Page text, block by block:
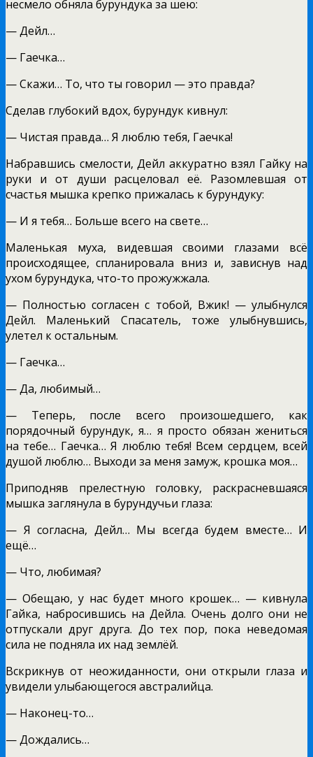
несмело обняла бурундука за шею:
— Дейл…
— Гаечка…
— Скажи… То, что ты говорил — это правда?
Сделав глубокий вдох, бурундук кивнул:
— Чистая правда… Я люблю тебя, Гаечка!
Набравшись смелости, Дейл аккуратно взял Гайку на
руки и от души расцеловал её. Разомлевшая от
счастья мышка крепко прижалась к бурундуку:
— И я тебя… Больше всего на свете…
Маленькая муха, видевшая своими глазами всё
происходящее, спланировала вниз и, зависнув над
ухом бурундука, что-то прожужжала.
— Полностью согласен с тобой, Вжик! — улыбнулся
Дейл. Маленький Спасатель, тоже улыбнувшись,
улетел к остальным.
— Гаечка…
— Да, любимый…
— Теперь, после всего произошедшего, как
порядочный бурундук, я… я просто обязан жениться
на тебе… Гаечка… Я люблю тебя! Всем сердцем, всей
душой люблю… Выходи за меня замуж, крошка моя…
Приподняв прелестную головку, раскрасневшаяся
мышка заглянула в бурундучьи глаза:
— Я согласна, Дейл… Мы всегда будем вместе… И
ещё…
— Что, любимая?
— Обещаю, у нас будет много крошек… — кивнула
Гайка, набросившись на Дейла. Очень долго они не
отпускали друг друга. До тех пор, пока неведомая
сила не подняла их над землёй.
Вскрикнув от неожиданности, они открыли глаза и
увидели улыбающегося австралийца.
— Наконец-то…
— Дождались…